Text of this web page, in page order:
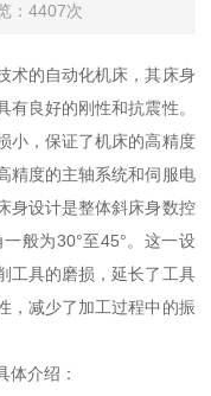
：4407次
术的自动化机床，其床身
良好的刚性和抗震性。
小，保证了机床的高精度
精度的主轴系统和伺服电
身设计是整体斜床身数控
般为30°至45°。这一设
工具的磨损，延长了工具
，减少了加工过程中的振
体介绍：